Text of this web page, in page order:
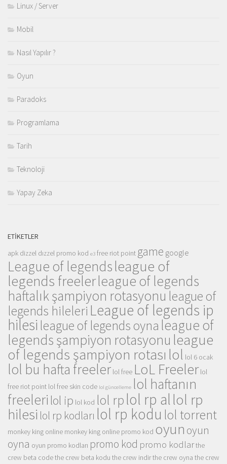
Linux / Server
Mobil
Nasıl Yapılır ?
Oyun
Paradoks
Programlama
Tarih
Teknoloji
Yapay Zeka
ETIKETLER
apk dizzel dızzel promo kod e3 free riot point game google
League of legendsleague of
legends freelerleague of legends
haftalık şampiyon rotasyonu league of
legends hileleri League of legends ip
hilesi league of legends oyna league of
legends şampiyon rotasyonu league
of legends şampiyon rotası lol lol 6 ocak
lol bu hafta freeler lol free LoL Freeler lol
free riot point lol free skin code lol güncelleme lol haftanın
freeleri lol ip lol kod lol rplol rp allol rp
hilesi lol rp kodları lol rp kodu lol torrent
monkey king online monkey king online promo kod oyun oyun
oyna oyun promo kodları promo kod promo kodlarthe
crew beta codethe crew beta kodu the crew indirthe crew oyna the crew